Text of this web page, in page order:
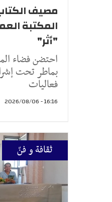
مصيف
المكتبة
"أثر"
احتضن فضاء
بماطر تحت
فعاليات
16:16 - 2026/08/06
ثقافة و فنّ